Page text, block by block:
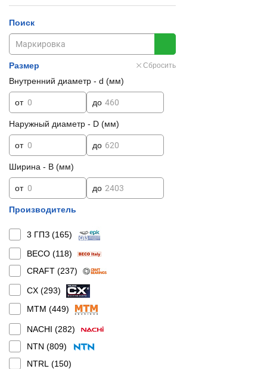
Поиск
Размер Сбросить
Внутренний диаметр - d (мм)
от до
Наружный диаметр - D (мм)
от до
Ширина - B (мм)
от до
Производитель
3 ГПЗ (165)
BECO (118)
CRAFT (237)
CX (293)
MTM (449)
NACHI (282)
NTN (809)
NTRL (150)